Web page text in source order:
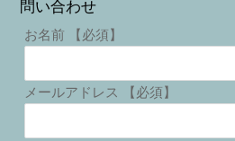
問い合わせ
お名前 【必須】
メールアドレス 【必須】